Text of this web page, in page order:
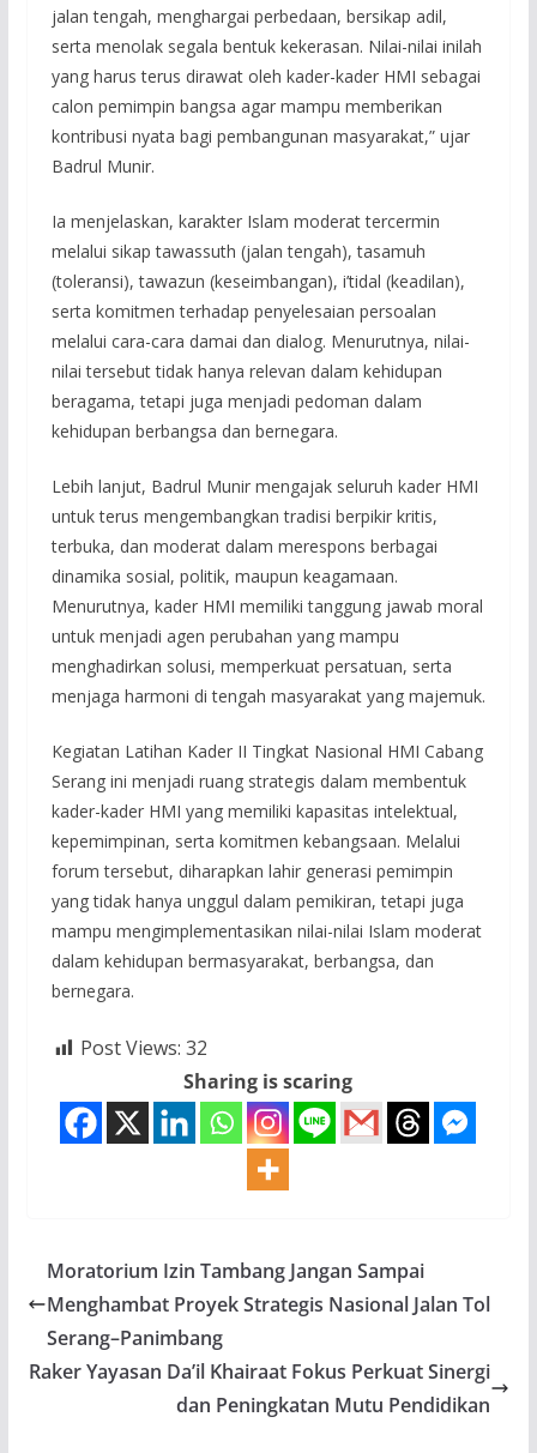
jalan tengah, menghargai perbedaan, bersikap adil,
serta menolak segala bentuk kekerasan. Nilai-nilai inilah
yang harus terus dirawat oleh kader-kader HMI sebagai
calon pemimpin bangsa agar mampu memberikan
kontribusi nyata bagi pembangunan masyarakat,” ujar
Badrul Munir.
Ia menjelaskan, karakter Islam moderat tercermin
melalui sikap tawassuth (jalan tengah), tasamuh
(toleransi), tawazun (keseimbangan), i’tidal (keadilan),
serta komitmen terhadap penyelesaian persoalan
melalui cara-cara damai dan dialog. Menurutnya, nilai-
nilai tersebut tidak hanya relevan dalam kehidupan
beragama, tetapi juga menjadi pedoman dalam
kehidupan berbangsa dan bernegara.
Lebih lanjut, Badrul Munir mengajak seluruh kader HMI
untuk terus mengembangkan tradisi berpikir kritis,
terbuka, dan moderat dalam merespons berbagai
dinamika sosial, politik, maupun keagamaan.
Menurutnya, kader HMI memiliki tanggung jawab moral
untuk menjadi agen perubahan yang mampu
menghadirkan solusi, memperkuat persatuan, serta
menjaga harmoni di tengah masyarakat yang majemuk.
Kegiatan Latihan Kader II Tingkat Nasional HMI Cabang
Serang ini menjadi ruang strategis dalam membentuk
kader-kader HMI yang memiliki kapasitas intelektual,
kepemimpinan, serta komitmen kebangsaan. Melalui
forum tersebut, diharapkan lahir generasi pemimpin
yang tidak hanya unggul dalam pemikiran, tetapi juga
mampu mengimplementasikan nilai-nilai Islam moderat
dalam kehidupan bermasyarakat, berbangsa, dan
bernegara.
Post Views: 32
Sharing is scaring
Moratorium Izin Tambang Jangan Sampai
Menghambat Proyek Strategis Nasional Jalan Tol
Serang–Panimbang
Raker Yayasan Da’il Khairaat Fokus Perkuat Sinergi
dan Peningkatan Mutu Pendidikan